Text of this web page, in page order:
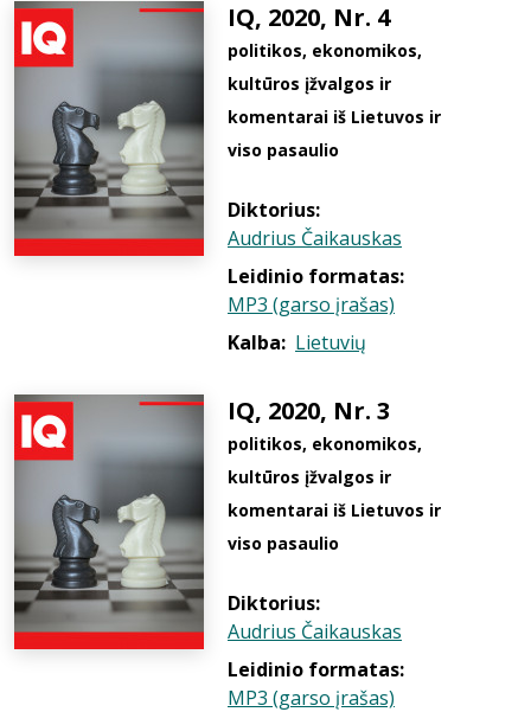
IQ, 2020, Nr. 4
politikos, ekonomikos,
kultūros įžvalgos ir
komentarai iš Lietuvos ir
viso pasaulio
Diktorius:
Audrius Čaikauskas
Leidinio formatas:
MP3 (garso įrašas)
Kalba: Lietuvių
IQ, 2020, Nr. 3
politikos, ekonomikos,
kultūros įžvalgos ir
komentarai iš Lietuvos ir
viso pasaulio
Diktorius:
Audrius Čaikauskas
Leidinio formatas:
MP3 (garso įrašas)